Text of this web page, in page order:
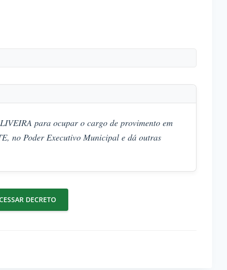
para ocupar o cargo de provimento em
no Poder Executivo Municipal e dá outras
DECRETO